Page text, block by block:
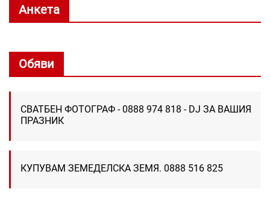
Анкета
Обяви
СВАТБЕН ФОТОГРАФ - 0888 974 818 - DJ ЗА ВАШИЯ
ПРАЗНИК
КУПУВАМ ЗЕМЕДЕЛСКА ЗЕМЯ. 0888 516 825